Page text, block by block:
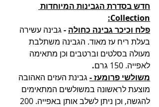
חדש בסדרת הגבינות המיוחדות
Collection:
פלח וכיכר גבינה כחולה - גבינה עשירה
בעלת ריח עז מאוד. הגבינה משתלבת
מעולה בסלטים וברטבים וכן מתאימה
לאפייה. 150 גרם
.
משולשי פרומעז -גבינת העזים האהובה
מוצעת לראשונה במשולשים המתאימים